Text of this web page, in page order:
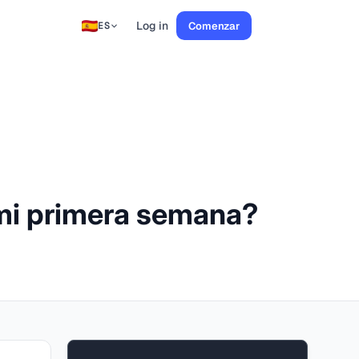
ES Log in Comenzar
primera semana?